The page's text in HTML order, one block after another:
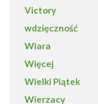
Victory
wdzięczność
Wiara
Więcej
Wielki Piątek
Wierzacy